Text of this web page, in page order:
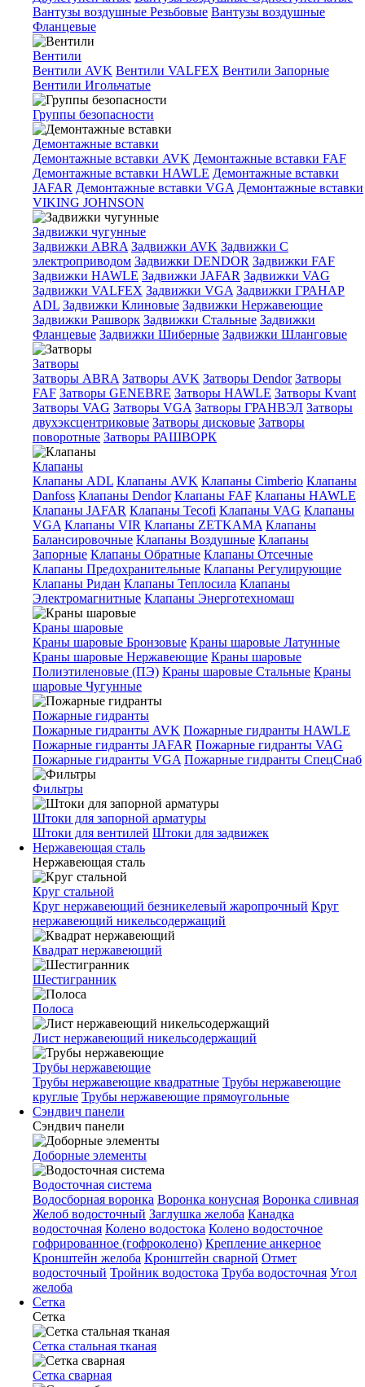
Вантузы воздушные Резьбовые Вантузы воздушные
Фланцевые
Вентили
Вентили AVK Вентили VALFEX Вентили Запорные
Вентили Игольчатые
Группы безопасности
Демонтажные вставки
Демонтажные вставки AVK Демонтажные вставки FAF
Демонтажные вставки HAWLE Демонтажные вставки
JAFAR Демонтажные вставки VGA Демонтажные вставки
VIKING JOHNSON
Задвижки чугунные
Задвижки ABRA Задвижки AVK Задвижки C
электроприводом Задвижки DENDOR Задвижки FAF
Задвижки HAWLE Задвижки JAFAR Задвижки VAG
Задвижки VALFEX Задвижки VGA Задвижки ГРАНАР
ADL Задвижки Клиновые Задвижки Нержавеющие
Задвижки Рашворк Задвижки Стальные Задвижки
Фланцевые Задвижки Шиберные Задвижки Шланговые
Затворы
Затворы ABRA Затворы AVK Затворы Dendor Затворы
FAF Затворы GENEBRE Затворы HAWLE Затворы Kvant
Затворы VAG Затворы VGA Затворы ГРАНВЭЛ Затворы
двухэксцентриковые Затворы дисковые Затворы
поворотные Затворы РАШВОРК
Клапаны
Клапаны ADL Клапаны AVK Клапаны Cimberio Клапаны
Danfoss Клапаны Dendor Клапаны FAF Клапаны HAWLE
Клапаны JAFAR Клапаны Tecofi Клапаны VAG Клапаны
VGA Клапаны VIR Клапаны ZETKAMA Клапаны
Балансировочные Клапаны Воздушные Клапаны
Запорные Клапаны Обратные Клапаны Отсечные
Клапаны Предохранительные Клапаны Регулирующие
Клапаны Ридан Клапаны Теплосила Клапаны
Электромагнитные Клапаны Энерготехномаш
Краны шаровые
Краны шаровые Бронзовые Краны шаровые Латунные
Краны шаровые Нержавеющие Краны шаровые
Полиэтиленовые (ПЭ) Краны шаровые Стальные Краны
шаровые Чугунные
Пожарные гидранты
Пожарные гидранты AVK Пожарные гидранты HAWLE
Пожарные гидранты JAFAR Пожарные гидранты VAG
Пожарные гидранты VGA Пожарные гидранты СпецСнаб
Фильтры
Штоки для запорной арматуры
Штоки для вентилей Штоки для задвижек
Нержавеющая сталь
Нержавеющая сталь
Круг стальной
Круг нержавеющий безникелевый жаропрочный Круг
нержавеющий никельсодержащий
Квадрат нержавеющий
Шестигранник
Полоса
Лист нержавеющий никельсодержащий
Трубы нержавеющие
Трубы нержавеющие квадратные Трубы нержавеющие
круглые Трубы нержавеющие прямоугольные
Сэндвич панели
Сэндвич панели
Доборные элементы
Водосточная система
Водосборная воронка Воронка конусная Воронка сливная
Желоб водосточный Заглушка желоба Канадка
водосточная Колено водостока Колено водосточное
гофрированное (гофроколено) Крепление анкерное
Кронштейн желоба Кронштейн сварной Отмет
водосточный Тройник водостока Труба водосточная Угол
желоба
Сетка
Сетка
Сетка стальная тканая
Сетка сварная